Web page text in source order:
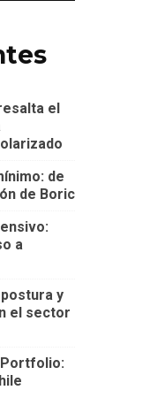
el
de
de Boric
a
y
el sector
Portfolio: